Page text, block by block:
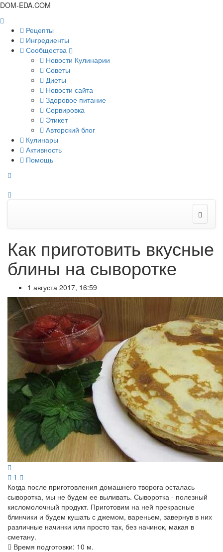
DOM-EDA.COM
Рецепты
Ингредиенты
Сообщества
Новости Кулинарии
Советы
Диеты
Новости сайта
Здоровое питание
Сервировка
Этикет
Авторский блог
Кулинары
Активность
Помощь
Как приготовить вкусные
блины на сыворотке
1 августа 2017, 16:59
1
Когда после приготовления домашнего творога осталась
сыворотка, мы не будем ее выливать. Сыворотка - полезный
кисломолочный продукт. Приготовим на ней прекрасные
блинчики и будем кушать с джемом, вареньем, завернув в них
различные начинки или просто так, без начинок, макая в
сметану.
Время подготовки: 10 м.